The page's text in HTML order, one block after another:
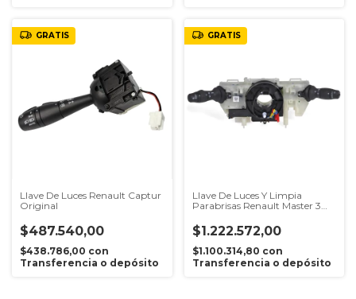
GRATIS
Llave De Luces Renault Captur
Original
$487.540,00
$438.786,00 con
Transferencia o depósito
GRATIS
Llave De Luces Y Limpia
Parabrisas Renault Master 3
$1.222.572,00
$1.100.314,80 con
Transferencia o depósito